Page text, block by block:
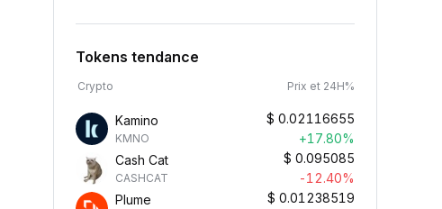
Tokens tendance
Crypto Prix et 24H%
Kamino
KMNO
$ 0.02116655
+17.80%
Cash Cat
CASHCAT
$ 0.095085
-12.40%
Plume
$ 0.01238519